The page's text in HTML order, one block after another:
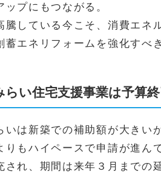
ップにもつながる。
騰している今こそ、消費エネ
蓄エネリフォームを強化すべ
らい住宅支援事業は予算
いは新築での補助額が大きい
りもハイペースで申請が進ん
され、期間は来年３月までの